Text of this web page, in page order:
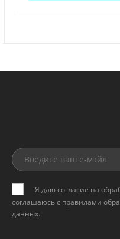
Я даю согласие на
соглашаюсь с правилами
данных.